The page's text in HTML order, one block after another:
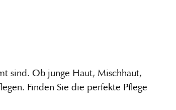
sind. Ob junge Haut, Mischhaut,
Finden Sie die perfekte Pflege